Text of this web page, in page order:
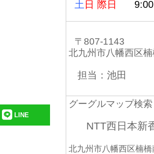
LINE
土 日 際日
〒807-1143
北九州市八幡西区
担当：池田
グーグルマップ検索
NTT西日本新
北九州市八幡西区楠